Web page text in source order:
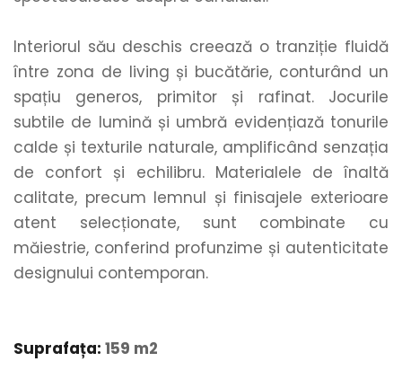
Interiorul său deschis creează o tranziție fluidă
între zona de living și bucătărie, conturând un
spațiu generos, primitor și rafinat. Jocurile
subtile de lumină și umbră evidențiază tonurile
calde și texturile naturale, amplificând senzația
de confort și echilibru. Materialele de înaltă
calitate, precum lemnul și finisajele exterioare
atent selecționate, sunt combinate cu
măiestrie, conferind profunzime și autenticitate
designului contemporan.
Suprafața: 159 m2